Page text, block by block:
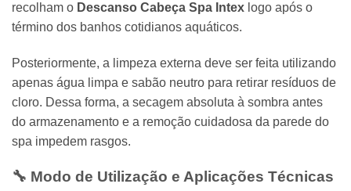
recolham o Descanso Cabeça Spa Intex logo após o
término dos banhos cotidianos aquáticos.
Posteriormente, a limpeza externa deve ser feita utilizando
apenas água limpa e sabão neutro para retirar resíduos de
cloro. Dessa forma, a secagem absoluta à sombra antes
do armazenamento e a remoção cuidadosa da parede do
spa impedem rasgos.
🔧 Modo de Utilização e Aplicações Técnicas